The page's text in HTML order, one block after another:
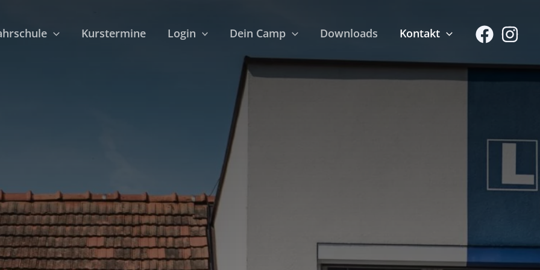
Kurstermine Login Dein Camp Downloads Kontakt